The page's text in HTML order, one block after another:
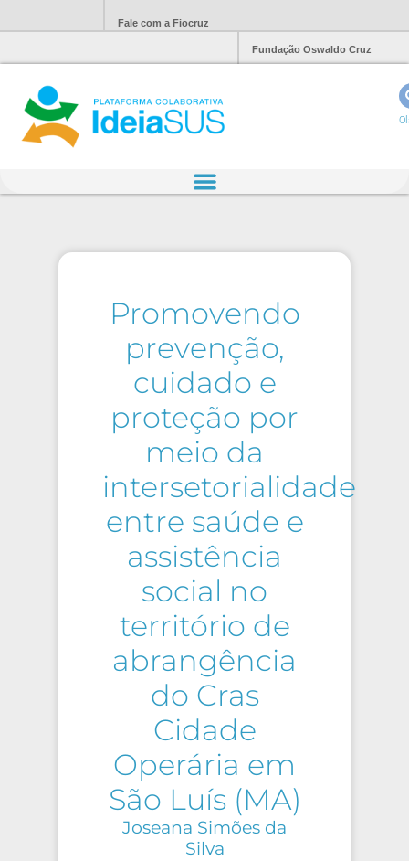
Fale com a Fiocruz
Fundação Oswaldo Cruz
Promovendo
prevenção,
cuidado e
proteção por
meio da
intersetorialidade
entre saúde e
assistência
social no
território de
abrangência
do Cras
Cidade
Operária em
São Luís (MA)
Joseana Simões da
Silva